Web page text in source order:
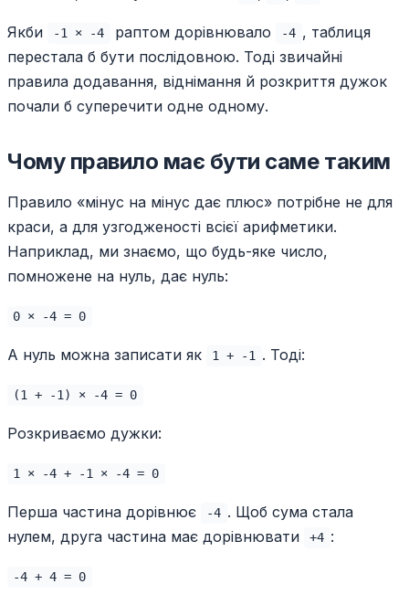
Якби -1 × -4 раптом дорівнювало -4 , таблиця
перестала б бути послідовною. Тоді звичайні
правила додавання, віднімання й розкриття дужок
почали б суперечити одне одному.
Чому правило має бути саме таким
Правило «мінус на мінус дає плюс» потрібне не для
краси, а для узгодженості всієї арифметики.
Наприклад, ми знаємо, що будь-яке число,
помножене на нуль, дає нуль:
0 × -4 = 0
А нуль можна записати як 1 + -1 . Тоді:
(1 + -1) × -4 = 0
Розкриваємо дужки:
1 × -4 + -1 × -4 = 0
Перша частина дорівнює -4 . Щоб сума стала
нулем, друга частина має дорівнювати
+4 :
-4 + 4 = 0